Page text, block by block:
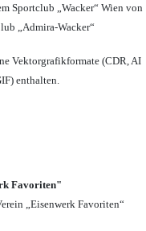
Sportclub „Wacker“ Wien von
„Admira-Wacker“
Vektorgrafikformate (CDR, AI
enthalten.
Favoriten"
„Eisenwerk Favoriten“